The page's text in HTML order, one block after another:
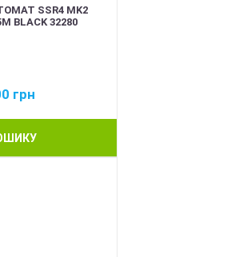
SSR4 MK2
BLACK 32280
грн